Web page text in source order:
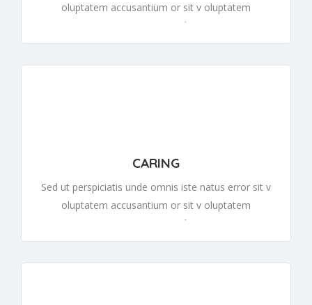
oluptatem accusantium or sit v oluptatem
accusantiumor sit v oluptatem
CARING
Sed ut perspiciatis unde omnis iste natus error sit v
oluptatem accusantium or sit v oluptatem
accusantiumor sit v oluptatem